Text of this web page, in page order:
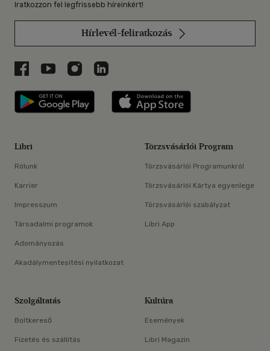
Iratkozzon fel legfrissebb híreinkért!
Hírlevél-feliratkozás
Libri a Facebookon
Libri a Youtube-on
Libri az Instagramon
Libri a LinkedInen
Libri applikáció Szerezd meg: Google
Libri
Rólunk
Karrier
Impresszum
Társadalmi programok
Adományozás
Akadálymentesítési nyilatkozat
Törzsvásárlói Program
Törzsvásárlói Programunkról
Törzsvásárlói Kártya egyenlege
Törzsvásárlói szabályzat
Libri App
Szolgáltatás
Boltkereső
Fizetés és szállítás
Kultúra
Események
Libri Magazin